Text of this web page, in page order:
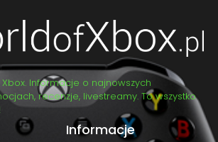
Informacje o najnowszych
recenzje, livestreamy. To wszystko
Informacje